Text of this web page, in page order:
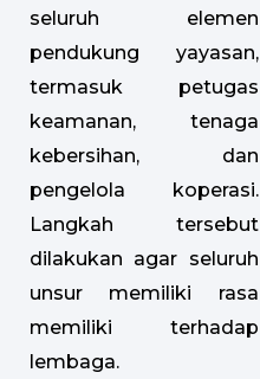
seluruh elemen
pendukung yayasan,
termasuk petugas
keamanan, tenaga
kebersihan, dan
pengelola koperasi.
Langkah tersebut
dilakukan agar seluruh
unsur memiliki rasa
memiliki terhadap
lembaga.